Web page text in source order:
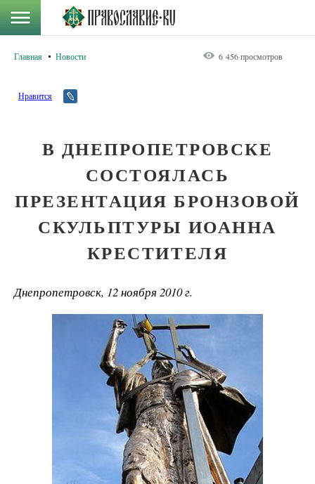
Главная Новости 6 456 просмотров
Нравится
В ДНЕПРОПЕТРОВСКЕ
СОСТОЯЛАСЬ
ПРЕЗЕНТАЦИЯ БРОНЗОВОЙ
СКУЛЬПТУРЫ ИОАННА
КРЕСТИТЕЛЯ
Днепропетровск, 12 ноября 2010 г.